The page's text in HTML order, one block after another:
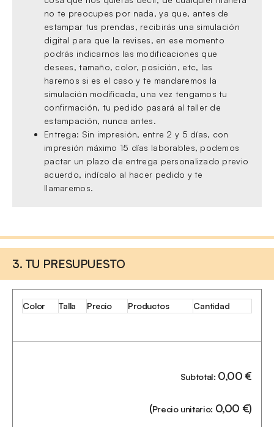
no te preocupes por nada, ya que, antes de
estampar tus prendas, recibirás una simulación
digital para que la revises, en ese momento
podrás indicarnos las modificaciones que
desees, tamaño, color, posición, etc, las
haremos si es el caso y te mandaremos la
simulación modificada, una vez tengamos tu
confirmación, tu pedido pasará al taller de
estampación, nunca antes.
Entrega: Sin impresión, entre 2 y 5 días, con
impresión máximo 15 días laborables, podemos
pactar un plazo de entrega personalizado previo
acuerdo, indícalo al hacer pedido y te
llamaremos.
3. TU PRESUPUESTO
Color Talla Precio Productos Cantidad
Subtotal: 0,00€
(Precio unitario: 0,00 €)